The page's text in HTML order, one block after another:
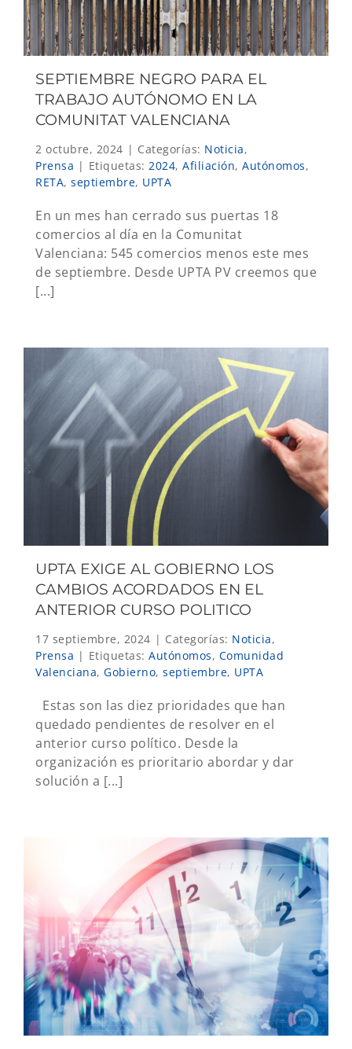
SEPTIEMBRE NEGRO PARA EL
TRABAJO AUTÓNOMO EN LA
COMUNITAT VALENCIANA
2 octubre, 2024 | Categorías: Noticia,
Prensa | Etiquetas: 2024, Afiliación, Autónomos,
RETA, septiembre, UPTA
En un mes han cerrado sus puertas 18
comercios al día en la Comunitat
Valenciana: 545 comercios menos este mes
de septiembre. Desde UPTA PV creemos que
[...]
UPTA EXIGE AL GOBIERNO LOS
CAMBIOS ACORDADOS EN EL
ANTERIOR CURSO POLITICO
17 septiembre, 2024 | Categorías: Noticia,
Prensa | Etiquetas: Autónomos, Comunidad
Valenciana, Gobierno, septiembre, UPTA
Estas son las diez prioridades que han
quedado pendientes de resolver en el
anterior curso político. Desde la
organización es prioritario abordar y dar
solución a [...]